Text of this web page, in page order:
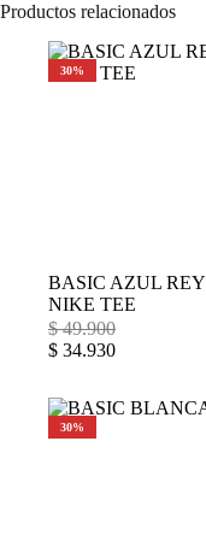
Productos relacionados
30%
BASIC AZUL REY
NIKE TEE
$49.900
$ 34.930
30%